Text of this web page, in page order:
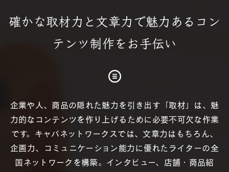
確かな取材力と文章力で魅力あるコン
テンツ制作をお手伝い
企業や人、商品の隠れた魅力を引き出す「取材」は、魅
力的なコンテンツを作り上げるために必要不可欠な作業
です。キャパネットワークスでは、文章力はもちろん、
企画力、コミュニケーション能力に優れたライターの全
国ネットワークを構築。インタビュー、店舗・商品紹